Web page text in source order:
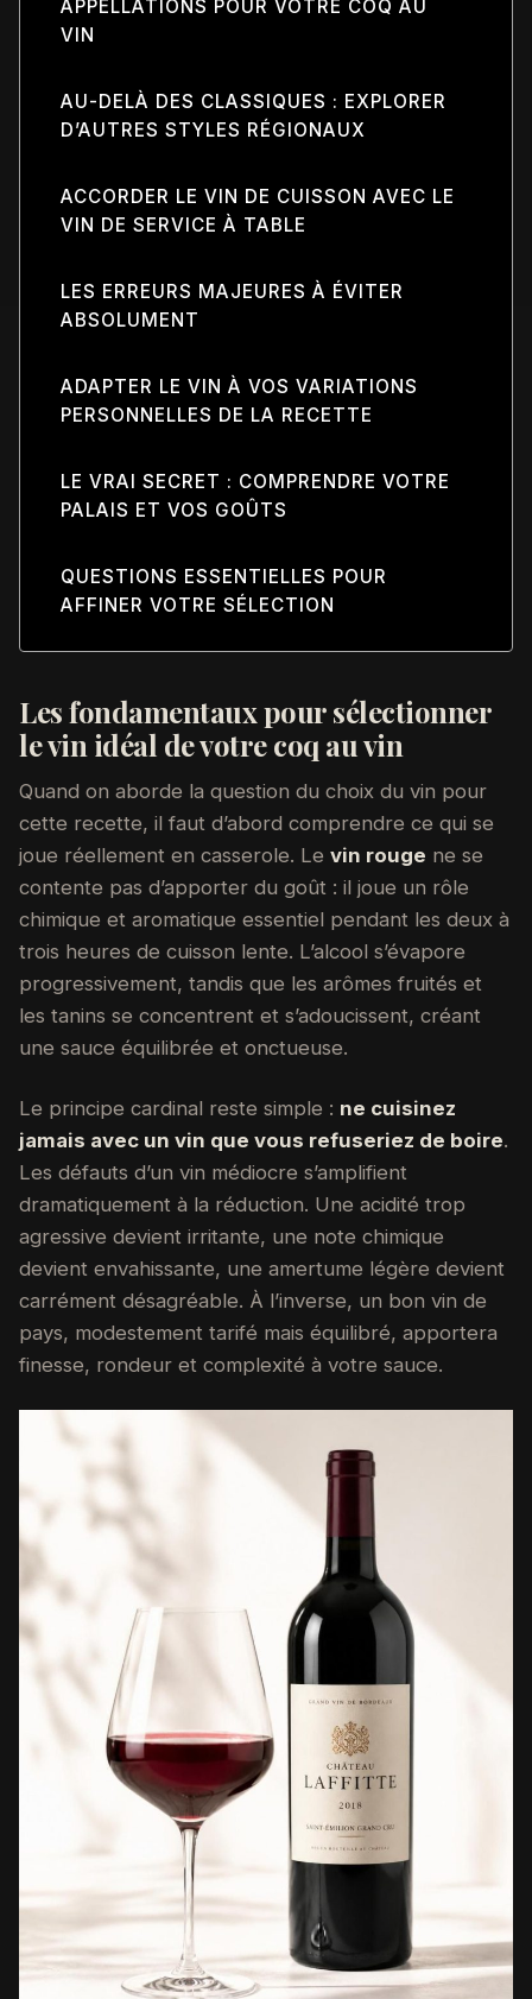
APPELLATIONS POUR VOTRE COQ AU
VIN
AU-DELÀ DES CLASSIQUES : EXPLORER
D’AUTRES STYLES RÉGIONAUX
ACCORDER LE VIN DE CUISSON AVEC LE
VIN DE SERVICE À TABLE
LES ERREURS MAJEURES À ÉVITER
ABSOLUMENT
ADAPTER LE VIN À VOS VARIATIONS
PERSONNELLES DE LA RECETTE
LE VRAI SECRET : COMPRENDRE VOTRE
PALAIS ET VOS GOÛTS
QUESTIONS ESSENTIELLES POUR
AFFINER VOTRE SÉLECTION
Les fondamentaux pour sélectionner
le vin idéal de votre coq au vin
Quand on aborde la question du choix du vin pour
cette recette, il faut d’abord comprendre ce qui se
joue réellement en casserole. Le vin rouge ne se
contente pas d’apporter du goût : il joue un rôle
chimique et aromatique essentiel pendant les deux à
trois heures de cuisson lente. L’alcool s’évapore
progressivement, tandis que les arômes fruités et
les tanins se concentrent et s’adoucissent, créant
une sauce équilibrée et onctueuse.
Le principe cardinal reste simple : ne cuisinez
jamais avec un vin que vous refuseriez de boire.
Les défauts d’un vin médiocre s’amplifient
dramatiquement à la réduction. Une acidité trop
agressive devient irritante, une note chimique
devient envahissante, une amertume légère devient
carrément désagréable. À l’inverse, un bon vin de
pays, modestement tarifé mais équilibré, apportera
finesse, rondeur et complexité à votre sauce.